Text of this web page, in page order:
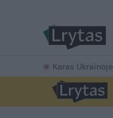
Karas Ukrainoje